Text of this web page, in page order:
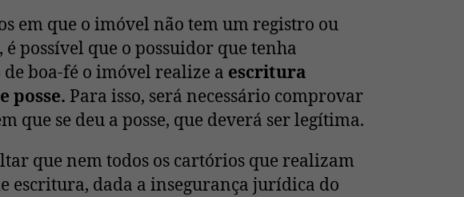
em que o imóvel não tem um registro ou
possível que o possuidor que tenha
boa-fé o imóvel realize a escritura
posse. Para isso, será necessário comprovar
que se deu a posse, que deverá ser legítima.
que nem todos os cartórios que realizam
escritura, dada a insegurança jurídica do